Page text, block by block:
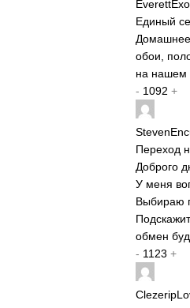
Единый
Домашнее
обои,
на нашем
- 1092 +
Переход
Доброго
У меня
Выбираю
обмен
- 1123 +